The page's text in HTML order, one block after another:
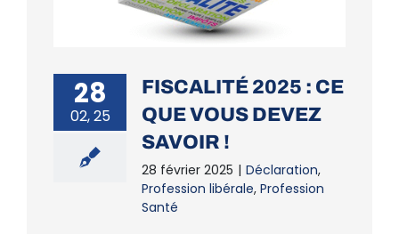
28
02, 25
FISCALITÉ 2025 : CE
QUE VOUS DEVEZ
SAVOIR !
28 février 2025 | Déclaration,
Profession libérale, Profession
Santé